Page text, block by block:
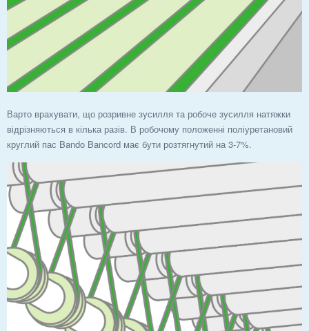
Варто врахувати, що розривне зусилля та робоче зусилля натяжки
відрізняються в кілька разів. В робочому положенні поліуретановий
круглий пас Bando Bancord має бути розтягнутий на 3-7%.